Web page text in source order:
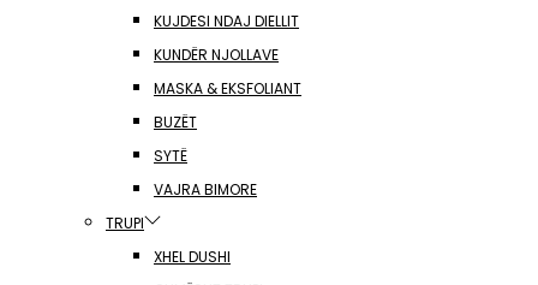
KUJDESI NDAJ DIELLIT
KUNDËR NJOLLAVE
MASKA & EKSFOLIANT
BUZËT
SYTË
VAJRA BIMORE
TRUPI
XHEL DUSHI